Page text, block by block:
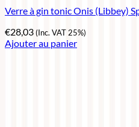
Verre à gin tonic Onis (Libbey)
€28,03(Inc. VAT 25%)
Ajouter au panier